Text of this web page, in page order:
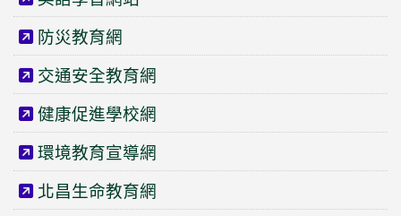
防災教育網
交通安全教育網
健康促進學校網
環境教育宣導網
北昌生命教育網